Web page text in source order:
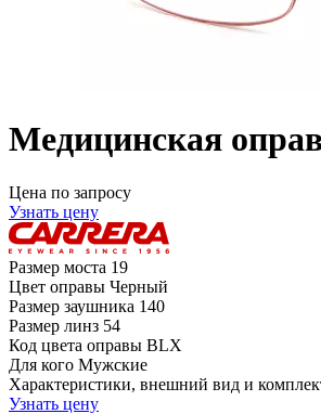
Медицинская
Цена по запросу
Узнать цену
Размер моста 19
Цвет оправы Черный
Размер заушника 140
Размер линз 54
Код цвета оправы BLX
Для кого Мужские
Характеристики, внешний вид и
Узнать цену